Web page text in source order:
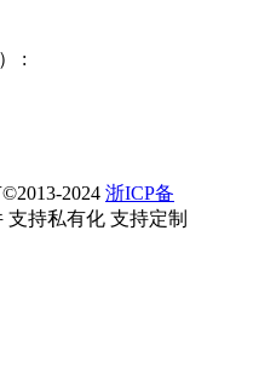
:
2024 浙ICP备
持私有化 支持定制